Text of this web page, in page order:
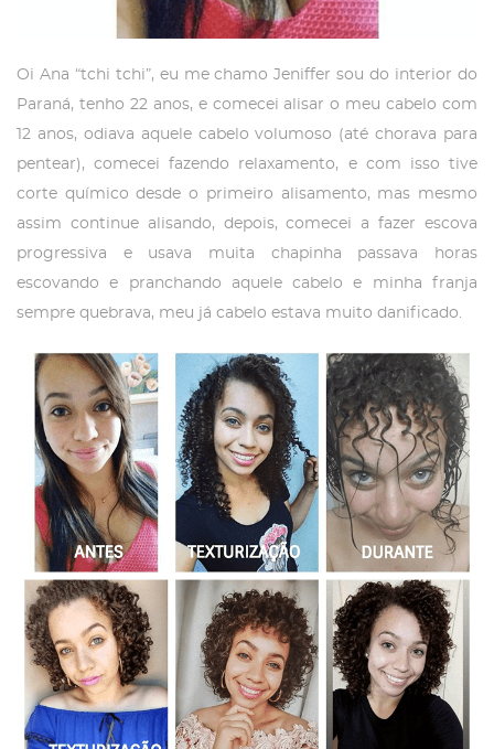
Oi Ana “tchi tchi”, eu me chamo Jeniffer sou do interior do
Paraná, tenho 22 anos, e comecei alisar o meu cabelo com
12 anos, odiava aquele cabelo volumoso (até chorava para
pentear), comecei fazendo relaxamento, e com isso tive
corte químico desde o primeiro alisamento, mas mesmo
assim continue alisando, depois, comecei a fazer escova
progressiva e usava muita chapinha passava horas
escovando e pranchando aquele cabelo e minha franja
sempre quebrava, meu já cabelo estava muito danificado.